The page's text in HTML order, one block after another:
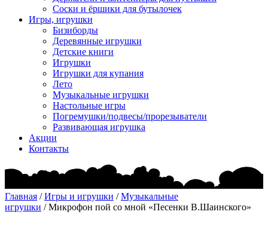
Соски и ёршики для бутылочек
Игры, игрушки
Бизиборды
Деревянные игрушки
Детские книги
Игрушки
Игрушки для купания
Лето
Музыкальные игрушки
Настольные игры
Погремушки/подвесы/прорезыватели
Развивающая игрушка
Акции
Контакты
Главная /Игры и игрушки /Музыкальные
игрушки / Микрофон пой со мной «Песенки В.Шаинского»